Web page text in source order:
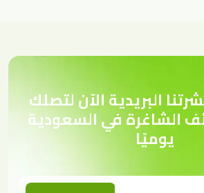
البريدية الآن لتصلك
الشاغرة في السعودية
يوميًا